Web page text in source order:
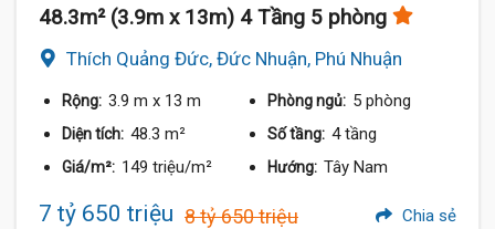
48.3m² (3.9m x 13m) 4 Tầng 5 phòng
Thích Quảng Đức, Đức Nhuận, Phú Nhuận
Rộng: 3.9 m x 13 m Phòng ngủ: 5 phòng
Diện tích: 48.3 m² Số tầng: 4 tầng
Giá/m²: 149 triệu/m² Hướng: Tây Nam
7 tỷ 650 triệu 8 tỷ 650 triệu Chia sẻ